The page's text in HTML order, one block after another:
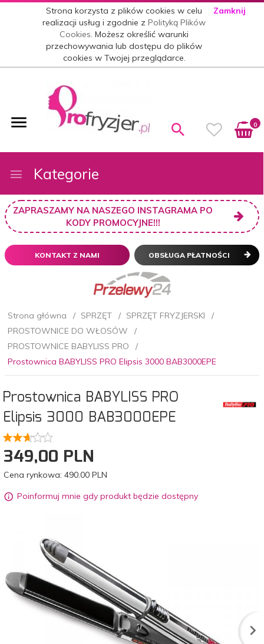
Strona korzysta z plików cookies w celu
realizacji usług i zgodnie zPolityką Plików
Cookies. Możesz określić warunki
przechowywania lub dostępu do plików
cookies w Twojej przeglądarce.
Zamknij
0
Kategorie
ZAPRASZAMY NA NASZEGO INSTAGRAMA PO
KODY PROMOCYJNE!!!
KONTAKT Z NAMI OBSŁUGA PŁATNOŚCI
Strona główna SPRZĘT
SPRZĘT FRYZJERSKI
PROSTOWNICE DO WŁOSÓW
PROSTOWNICE BABYLISS PRO
Prostownica BABYLISS PRO Elipsis 3000 BAB3000EPE
Prostownica BABYLISS PRO
Elipsis 3000 BAB3000EPE
349,00 PLN
Cena rynkowa: 490.00 PLN
Poinformuj mnie gdy produkt będzie dostępny